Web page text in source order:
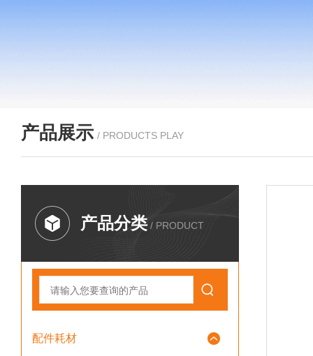
产品展示 / PRODUCTS PLAY
产品分类 / PRODUCT
配件耗材